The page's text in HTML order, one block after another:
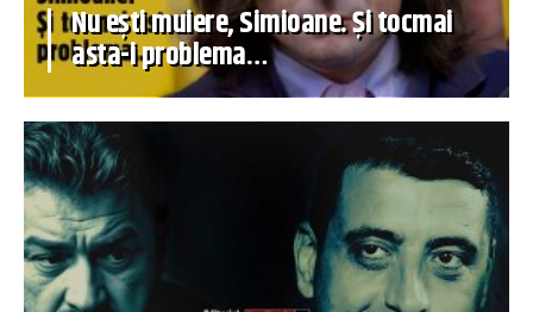
Nu ești muiere, Simioane. Și tocmai
asta-i problema…